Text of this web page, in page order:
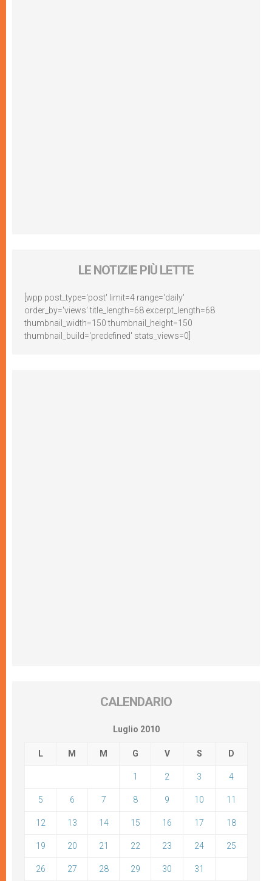
LE NOTIZIE PIÙ LETTE
[wpp post_type='post' limit=4 range='daily'
order_by='views' title_length=68 excerpt_length=68
thumbnail_width=150 thumbnail_height=150
thumbnail_build='predefined' stats_views=0]
CALENDARIO
Luglio 2010
L M M G V S D
1 2 3 4
5 6 7 8 9 10 11
12 13 14 15 16 17 18
19 20 21 22 23 24 25
26 27 28 29 30 31